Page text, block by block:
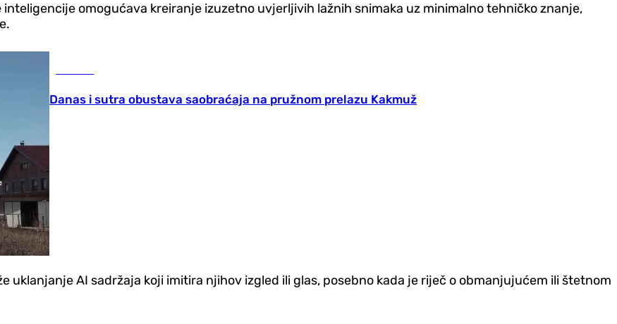
omogućava kreiranje izuzetno uvjerljivih lažnih snimaka uz minimalno tehničko znanje,
Danas i sutra obustava saobraćaja na pružnom prelazu Kakmuž
AI sadržaja koji imitira njihov izgled ili glas, posebno kada je riječ o obmanjujućem ili štetnom